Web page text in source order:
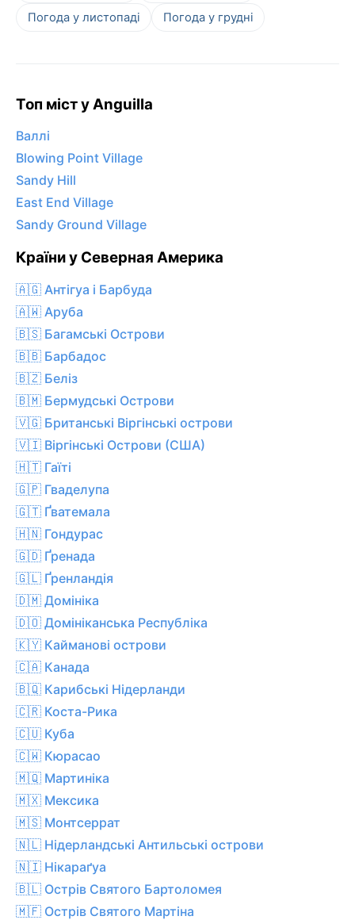
Погода у листопаді Погода у грудні
Топ міст у Anguilla
Валлі
Blowing Point Village
Sandy Hill
East End Village
Sandy Ground Village
Країни у Северная Америка
🇦🇬 Антігуа і Барбуда
🇦🇼 Аруба
🇧🇸 Багамські Острови
🇧🇧 Барбадос
🇧🇿 Беліз
🇧🇲 Бермудські Острови
🇻🇬 Британські Віргінські острови
🇻🇮 Віргінські Острови (США)
🇭🇹 Гаїті
🇬🇵 Гваделупа
🇬🇹 Ґватемала
🇭🇳 Гондурас
🇬🇩 Ґренада
🇬🇱 Ґренландія
🇩🇲 Домініка
🇩🇴 Домініканська Республіка
🇰🇾 Кайманові острови
🇨🇦 Канада
🇧🇶 Карибські Нідерланди
🇨🇷 Коста-Рика
🇨🇺 Куба
🇨🇼 Кюрасао
🇲🇶 Мартиніка
🇲🇽 Мексика
🇲🇸 Монтсеррат
🇳🇱 Нідерландські Антильські острови
🇳🇮 Нікараґуа
🇧🇱 Острів Святого Бартоломея
🇲🇫 Острів Святого Мартіна